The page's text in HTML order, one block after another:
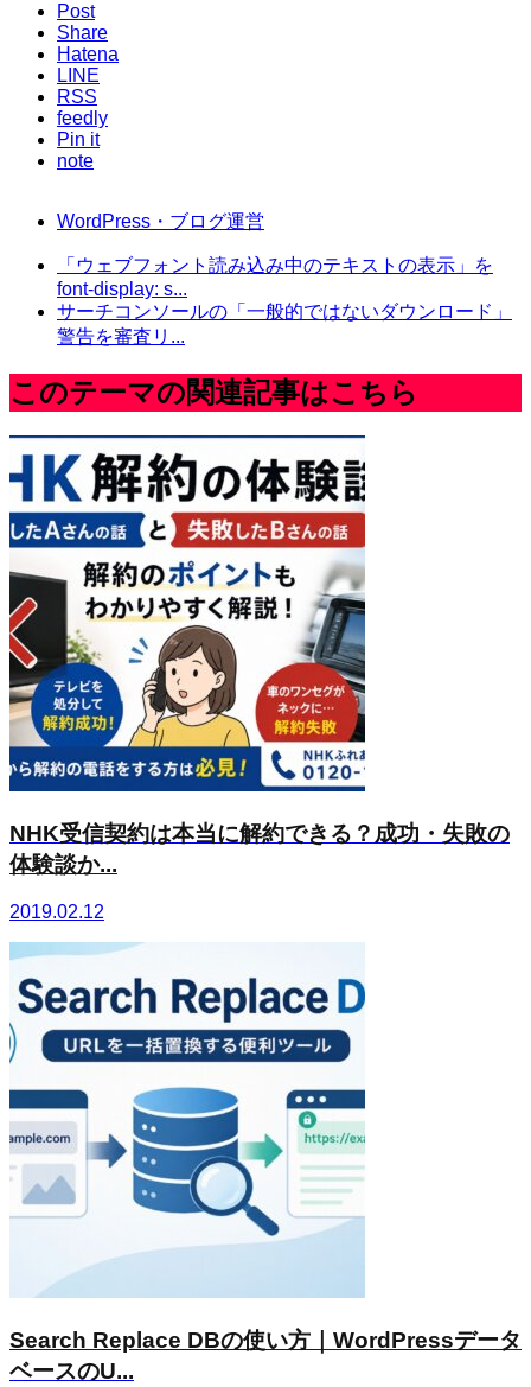
Post
Share
Hatena
LINE
RSS
feedly
Pin it
note
WordPress・ブログ運営
「ウェブフォント読み込み中のテキストの表示」を
font-display: s...
サーチコンソールの「一般的ではないダウンロード」
警告を審査リ...
このテーマの関連記事はこちら
NHK受信契約は本当に解約できる？成功・失敗の
体験談か...
2019.02.12
Search Replace DBの使い方｜WordPressデータ
ベースのU...